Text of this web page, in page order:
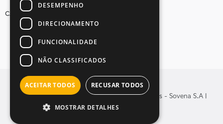
CANDIDATURAS
© Copyright 2026 . Todos os direitos reservados - Sovena S.A |
DESEMPENHO
DIRECIONAMENTO
FUNCIONALIDADE
NÃO CLASSIFICADOS
ACEITAR TODOS RECUSAR TODOS
MOSTRAR DETALHES